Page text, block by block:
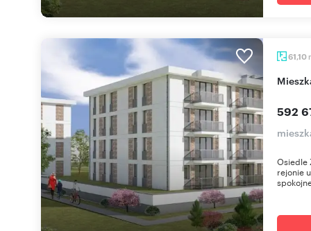
61,10
592
Osiedle
rejonie